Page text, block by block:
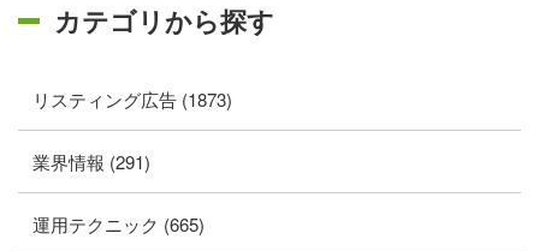
カテゴリから探す
リスティング広告 (1873)
業界情報 (291)
運用テクニック (665)